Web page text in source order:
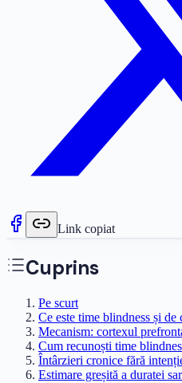
Link copiat
Cuprins
Pe scurt
Ce este time blindness și de
Mecanism: cortexul
Cum recunoști time
Întârzieri cronice fără
Estimare greșită a duratei